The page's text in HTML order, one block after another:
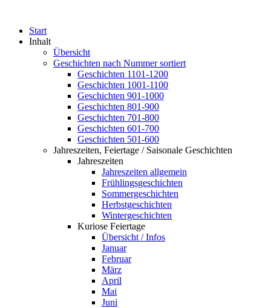
Start
Inhalt
Übersicht
Geschichten nach Nummer sortiert
Geschichten 1101-1200
Geschichten 1001-1100
Geschichten 901-1000
Geschichten 801-900
Geschichten 701-800
Geschichten 601-700
Geschichten 501-600
Jahreszeiten, Feiertage / Saisonale Geschichten
Jahreszeiten
Jahreszeiten allgemein
Frühlingsgeschichten
Sommergeschichten
Herbstgeschichten
Wintergeschichten
Kuriose Feiertage
Übersicht / Infos
Januar
Februar
März
April
Mai
Juni